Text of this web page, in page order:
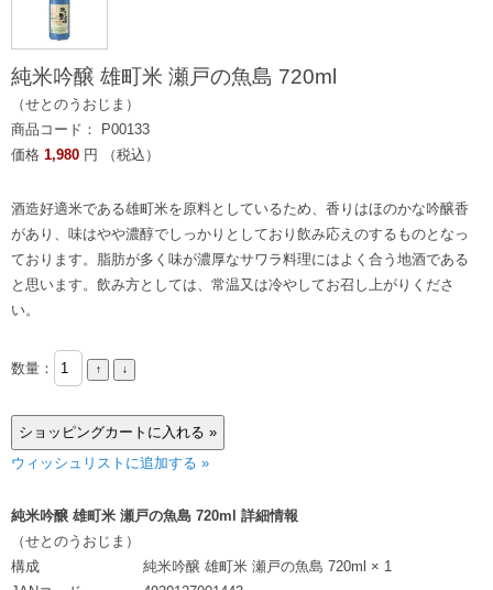
純米吟醸 雄町米 瀬戸の魚島 720ml
（せとのうおじま）
商品コード： P00133
価格 1,980 円 （税込）
酒造好適米である雄町米を原料としているため、香りはほのかな吟醸香
があり、味はやや濃醇でしっかりとしており飲み応えのするものとなっ
ております。脂肪が多く味が濃厚なサワラ料理にはよく合う地酒である
と思います。飲み方としては、常温又は冷やしてお召し上がりくださ
い。
数量：
ウィッシュリストに追加する »
純米吟醸 雄町米 瀬戸の魚島 720ml 詳細情報
（せとのうおじま）
構成
純米吟醸 雄町米 瀬戸の魚島 720ml × 1